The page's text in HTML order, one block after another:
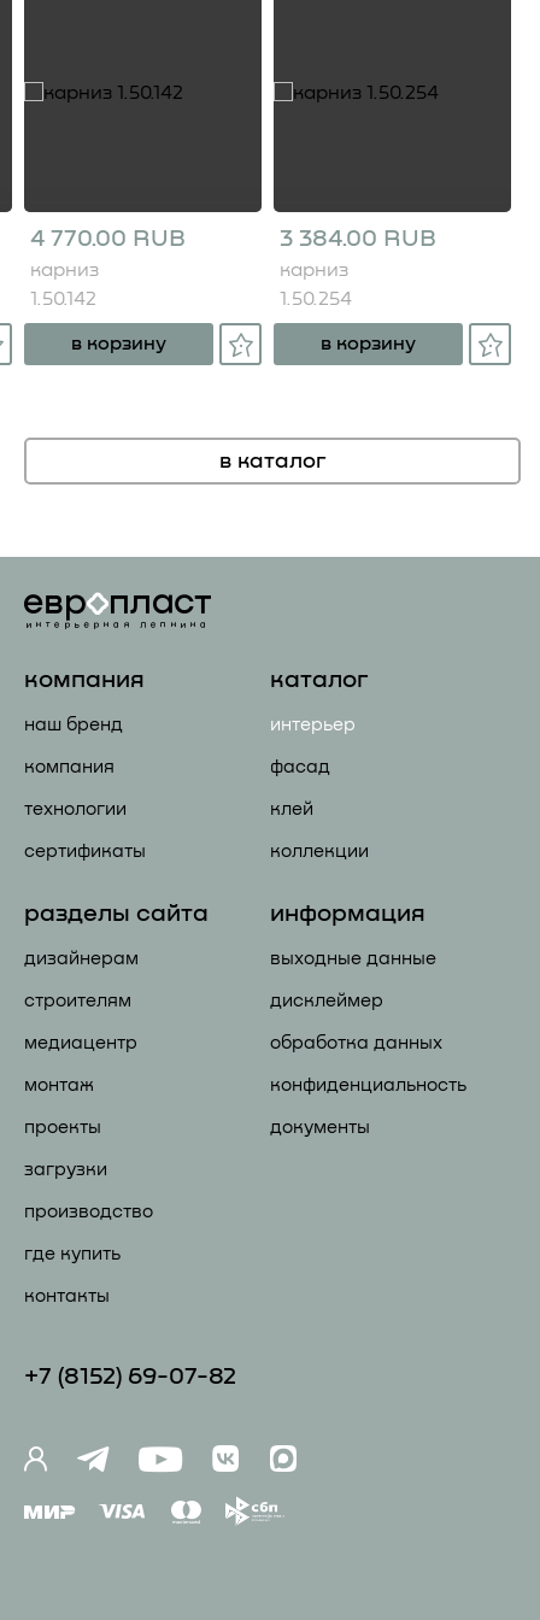
4 770.00 RUB
карниз
1.50.142
в корзину
3 384.00 RUB
карниз
1.50.254
в корзину
в каталог
компания
наш бренд
компания
технологии
сертификаты
каталог
интерьер
фасад
клей
коллекции
разделы сайта
дизайнерам
строителям
медиацентр
монтаж
проекты
загрузки
производство
где купить
контакты
информация
выходные данные
дисклеймер
обработка данных
конфиденциальность
документы
+7 (81 52) 69-07-82